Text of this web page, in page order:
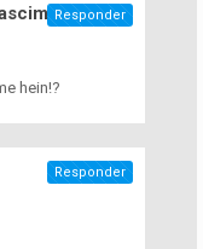
hein!?
Responder
Responder